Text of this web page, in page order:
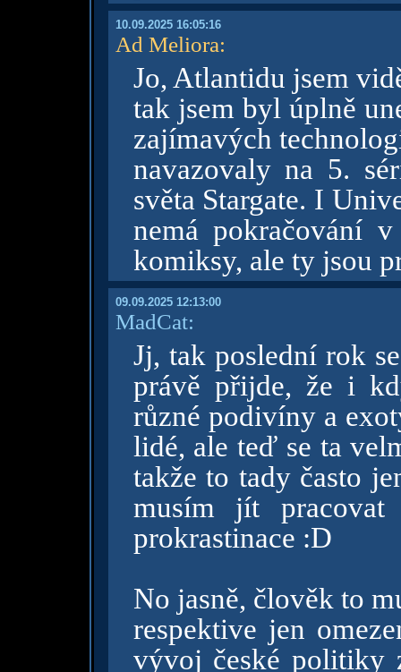
10.09.2025 16:05:16
Ad Meliora:
Jo, Atlantidu jsem
tak jsem byl úplně
zajímavých
navazovaly na 5.
světa Stargate. I
nemá pokračování
komiksy, ale ty jsou
09.09.2025 12:13:00
MadCat:
Jj, tak poslední rok
právě přijde, že i
různé podivíny a
lidé, ale teď se ta
takže to tady často
musím jít pracovat
prokrastinace :D
No jasně, člověk to
respektive jen
vývoj české politiky